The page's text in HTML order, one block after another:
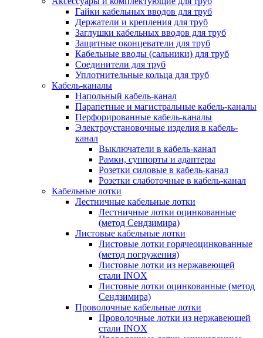
Гайки кабельных вводов для труб
Держатели и крепления для труб
Заглушки кабельных вводов для труб
Защитные оконцеватели для труб
Кабельные вводы (сальники) для труб
Соединители для труб
Уплотнительные кольца для труб
Кабель-каналы
Напольный кабель-канал
Парапетные и магистральные кабель-каналы
Перфорированные кабель-каналы
Электроустановочные изделия в кабель-
канал
Выключатели в кабель-канал
Рамки, суппорты и адаптеры
Розетки силовые в кабель-канал
Розетки слаботочные в кабель-канал
Кабельные лотки
Лестничные кабельные лотки
Лестничные лотки оцинкованные
(метод Сендзимира)
Листовые кабельные лотки
Листовые лотки горячеоцинкованные
(метод погружения)
Листовые лотки из нержавеющей
стали INOX
Листовые лотки оцинкованные (метод
Сендзимира)
Проволочные кабельные лотки
Проволочные лотки из нержавеющей
стали INOX